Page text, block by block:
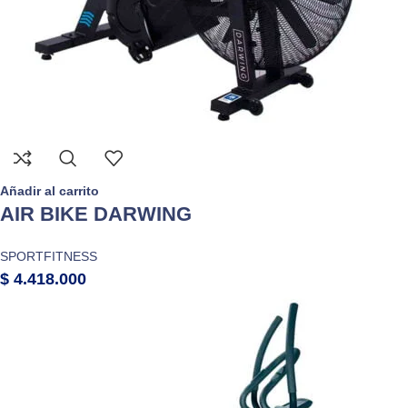
Añadir al carrito
AIR BIKE DARWING
SPORTFITNESS
$ 4.418.000